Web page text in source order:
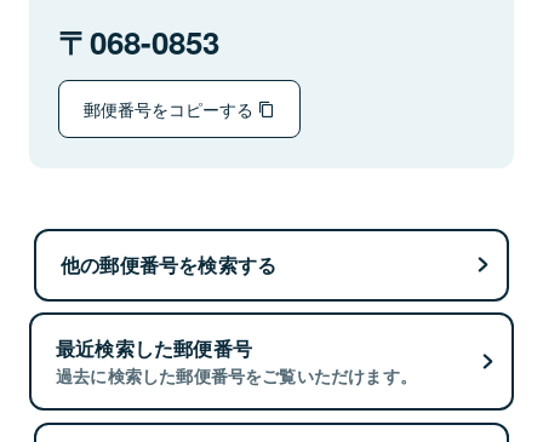
068-0853
郵便番号をコピーする
他の郵便番号を検索する
最近検索した郵便番号
過去に検索した郵便番号をご覧いただけます。